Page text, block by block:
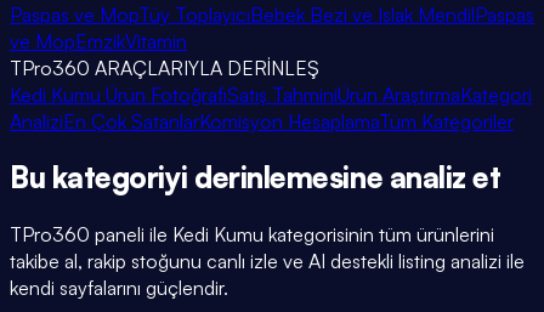
Paspas ve MopTüy ToplayıcıBebek Bezi ve Islak MendilPaspas
ve MopEmzikVitamin
TPro360 ARAÇLARIYLA DERİNLEŞ
Kedi Kumu Ürün FotoğrafıSatış TahminiÜrün AraştırmaKategori
AnaliziEn Çok SatanlarKomisyon HesaplamaTüm Kategoriler
Bu kategoriyi derinlemesine analiz et
TPro360 paneli ile Kedi Kumu kategorisinin tüm ürünlerini
takibe al, rakip stoğunu canlı izle ve AI destekli listing analizi ile
kendi sayfalarını güçlendir.